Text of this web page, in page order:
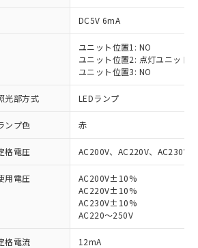
DC5V 6mA
ユニット位置1: NO
ユニット位置2: 点灯ユニット
ユニット位置3: NO
光部方式 LEDランプ
ンプ色 赤
格電圧 AC200V、AC220V、AC230V
用電圧
AC200V±10%
AC220V±10%
AC230V±10%
AC220～250V
格電流 12mA
：EU RoHS指令（10物質）の
した製品が提供可能な商品で